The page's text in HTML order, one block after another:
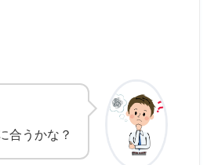
合うかな？